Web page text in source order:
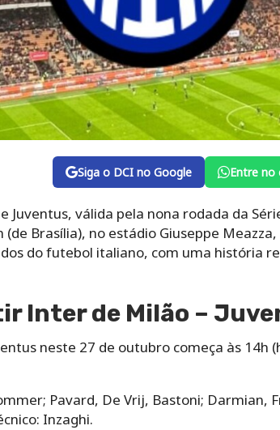
Siga o DCI no Google Entre no
Juventus, válida pela nona rodada da
(de Brasília), no estádio Giuseppe
do futebol italiano, com uma história
Inter de Milão –
neste 27 de outubro começa às 14h
Pavard, De Vrij, Bastoni; Darmian,
Inzaghi.